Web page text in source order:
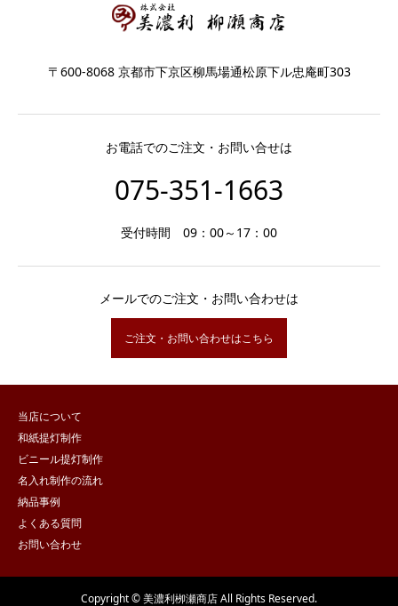
〒600-8068 京都市下京区柳馬場通松原下ル忠庵町303
お電話でのご注文・お問い合せは
075-351-1663
受付時間 09：00～17：00
メールでのご注文・お問い合わせは
ご注文・お問い合わせはこちら
当店について
和紙提灯制作
ビニール提灯制作
名入れ制作の流れ
納品事例
よくある質問
お問い合わせ
Copyright © 美濃利栁瀬商店 All Rights Reserved.